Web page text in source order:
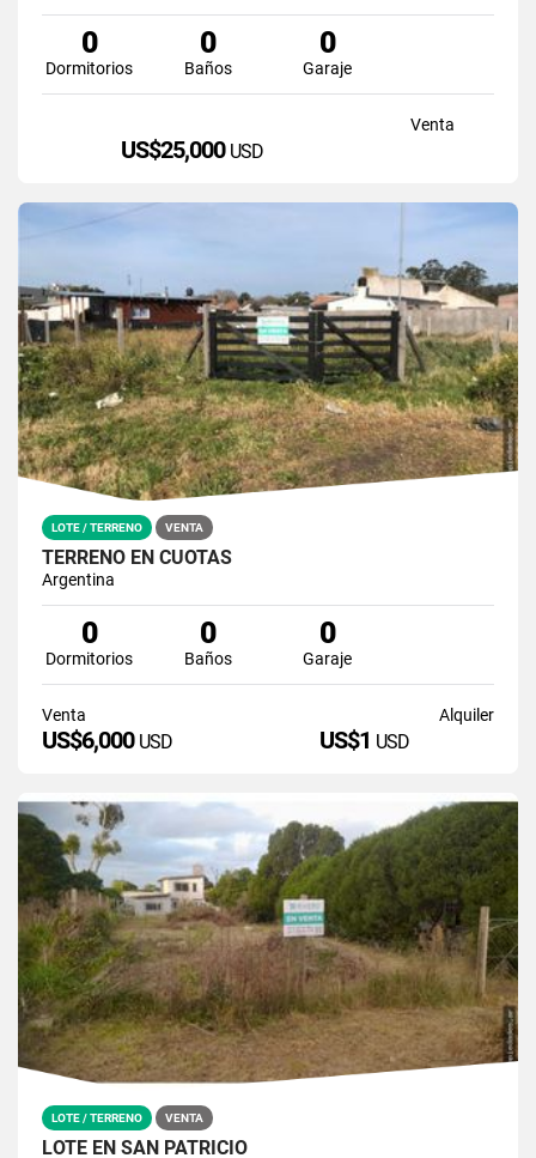
0
Dormitorios
0
Baños
0
Garaje
Venta
US$25,000 USD
LOTE / TERRENO VENTA
TERRENO EN CUOTAS
Argentina
0
Dormitorios
0
Baños
0
Garaje
Venta
US$6,000 USD
Alquiler
US$1 USD
LOTE / TERRENO VENTA
LOTE EN SAN PATRICIO